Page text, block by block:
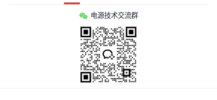
电源技术交流群